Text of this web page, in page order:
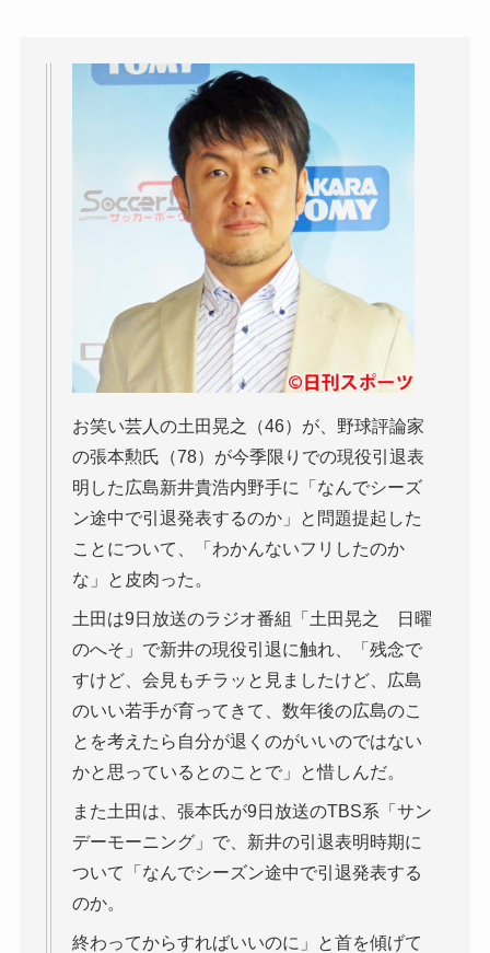
お笑い芸人の土田晃之（46）が、野球評論家
の張本勲氏（78）が今季限りでの現役引退表
明した広島新井貴浩内野手に「なんでシーズ
ン途中で引退発表するのか」と問題提起した
ことについて、「わかんないフリしたのか
な」と皮肉った。
土田は9日放送のラジオ番組「土田晃之 日曜
のへそ」で新井の現役引退に触れ、「残念で
すけど、会見もチラッと見ましたけど、広島
のいい若手が育ってきて、数年後の広島のこ
とを考えたら自分が退くのがいいのではない
かと思っているとのことで」と惜しんだ。
また土田は、張本氏が9日放送のTBS系「サン
デーモーニング」で、新井の引退表明時期に
ついて「なんでシーズン途中で引退発表する
のか。
終わってからすればいいのに」と首を傾げて